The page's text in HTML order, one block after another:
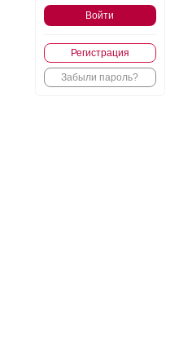
Регистрация
Забыли пароль?